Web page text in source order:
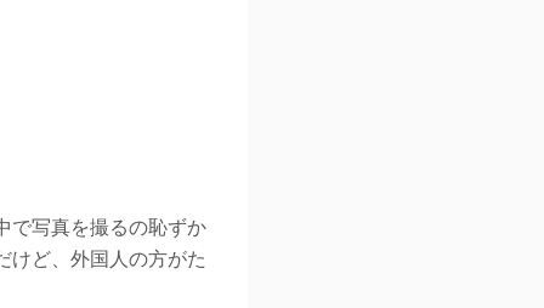
で写真を撮るの恥ずか
けど、外国人の方がた